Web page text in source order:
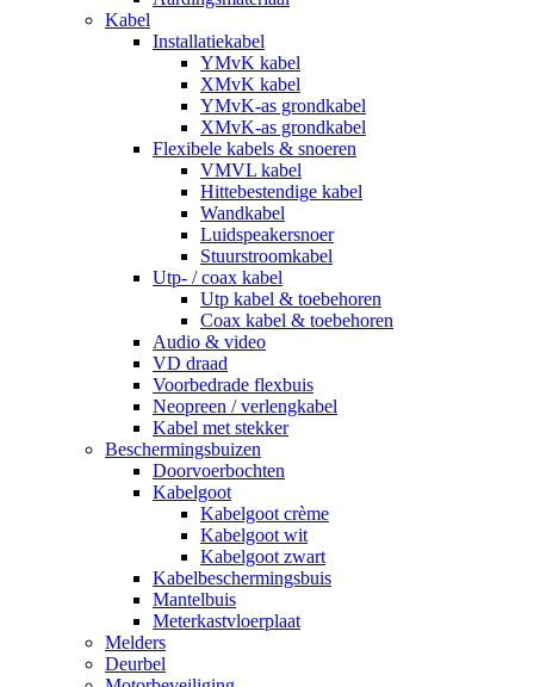
Kabel
Installatiekabel
YMvK kabel
XMvK kabel
YMvK-as grondkabel
XMvK-as grondkabel
Flexibele kabels & snoeren
VMVL kabel
Hittebestendige kabel
Wandkabel
Luidspeakersnoer
Stuurstroomkabel
Utp- / coax kabel
Utp kabel & toebehoren
Coax kabel & toebehoren
Audio & video
VD draad
Voorbedrade flexbuis
Neopreen / verlengkabel
Kabel met stekker
Beschermingsbuizen
Doorvoerbochten
Kabelgoot
Kabelgoot crème
Kabelgoot wit
Kabelgoot zwart
Kabelbeschermingsbuis
Mantelbuis
Meterkastvloerplaat
Melders
Deurbel